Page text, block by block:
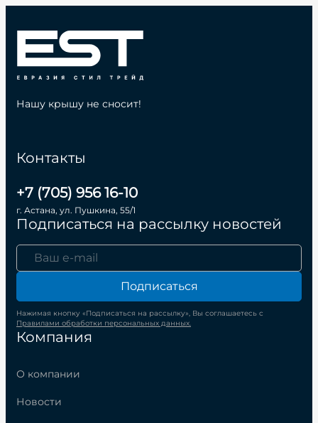
Компания
О компании
Новости
Контакты
+7 (705) 956 16-10
г. Астана, ул. Пушкина, 55/1
Подписаться на рассылку новостей
Подписаться
Нажимая кнопку «Подписаться на рассылку», Вы соглашаетесь с
Правилами обработки персональных данных.
Нашу крышу не сносит!